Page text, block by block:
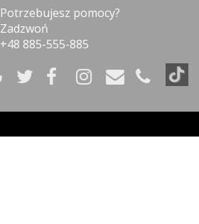
Potrzebujesz pomocy?
Zadzwoń
+48 885-555-885